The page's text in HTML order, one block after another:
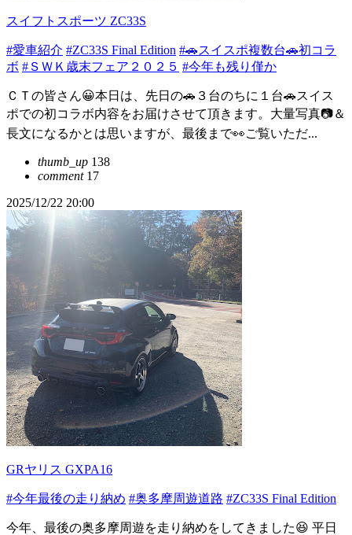
スイフトスポーツ ZC33S
#愛車紹介 #ZC33S Final Edition #🚗スイスポ複数台🚗初コラ
ボ #ＳＷＫ歳末フェア２０２５ #今年も残り僅か
ＣＴの皆さん😀本日は、先日の🚗３台のちに１台🚗スイス
ポでの初コラボ内容をお届けさせて頂きます。大量写真📷＆
長文になるかとは思いますが、最後まで👀ご覧いただ...
thumb_up 138
comment17
2025/12/22 20:00
GRヤリス GXPA16
#今年最後の走り納め #奥多摩周遊道路 #ZC33S Final Edition
今年、最後の奥多摩周遊を走り納めをしてきました😆 平日